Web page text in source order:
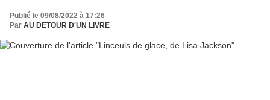
Publié le 09/08/2022 à 17:26
Par AU DETOUR D'UN LIVRE